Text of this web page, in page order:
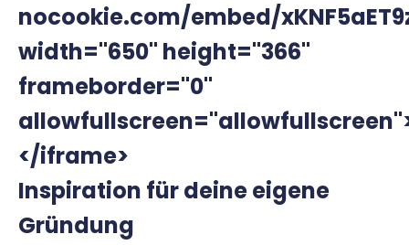
nocookie.com/embed/
width="650" height="366"
frameborder="0"
</iframe>
Inspiration für deine eigene
Gründung